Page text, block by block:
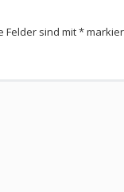
Felder sind mit*